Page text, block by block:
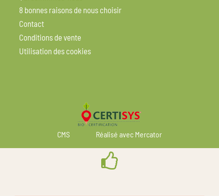
8 bonnes raisons de nous choisir
Contact
Conditions de vente
Utilisation des cookies
CMS Réalisé avec Mercator